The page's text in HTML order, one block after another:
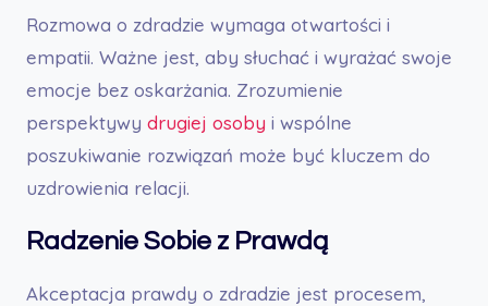
Rozmowa o zdradzie wymaga otwartości i
empatii. Ważne jest, aby słuchać i wyrażać swoje
emocje bez oskarżania. Zrozumienie
perspektywy drugiej osoby i wspólne
poszukiwanie rozwiązań może być kluczem do
uzdrowienia relacji.
Radzenie Sobie z Prawdą
Akceptacja prawdy o zdradzie jest procesem,